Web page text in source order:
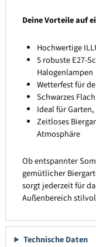
Deine Vorteile auf
Hochwertige
5 robuste E27-
Halogenlampen
Wetterfest für
Schwarzes
Ideal für
Zeitloses
Atmosphäre
Ob entspannter
gemütlicher
sorgt jederzeit für
Außenbereich
Technische Daten